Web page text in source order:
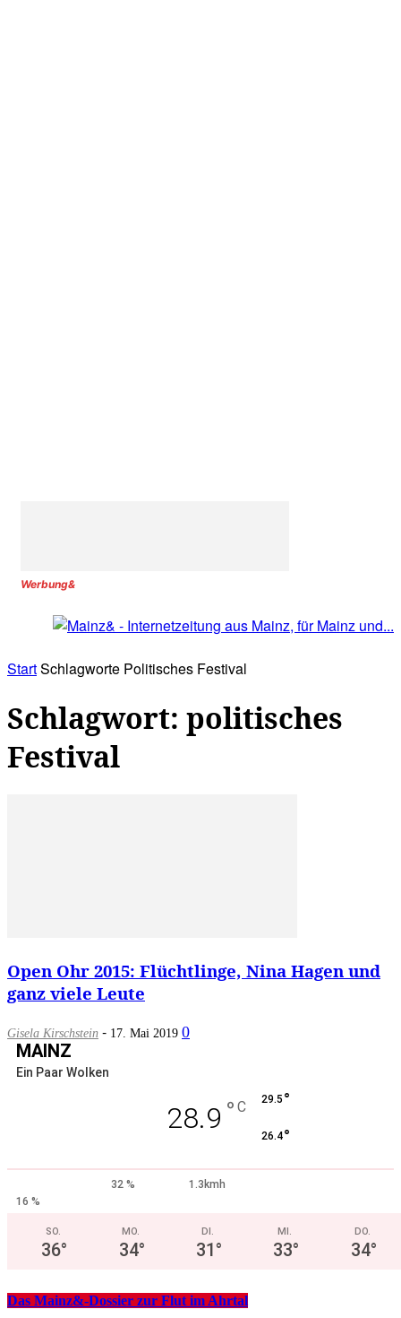
Werbung&
StartSchlagworte Politisches Festival
Schlagwort: politisches
Festival
Open Ohr 2015: Flüchtlinge, Nina Hagen und
ganz viele Leute
Gisela Kirschstein - 17. Mai 2019 0
MAINZ
Ein Paar Wolken
28.9 ° C 29.5 °
26.4°
32 %
1.3kmh
16 %
SO.
36°
MO.
34°
DI.
31°
MI.
33°
DO.
34°
Das Mainz&-Dossier zur Flut im Ahrtal